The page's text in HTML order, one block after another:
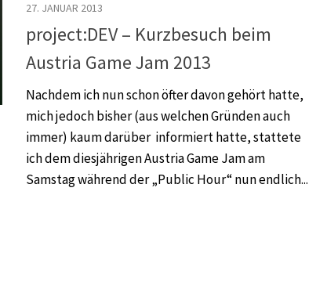
27. JANUAR 2013
project:DEV – Kurzbesuch beim
Austria Game Jam 2013
Nachdem ich nun schon öfter davon gehört hatte,
mich jedoch bisher (aus welchen Gründen auch
immer) kaum darüber informiert hatte, stattete
ich dem diesjährigen Austria Game Jam am
Samstag während der „Public Hour“ nun endlich...